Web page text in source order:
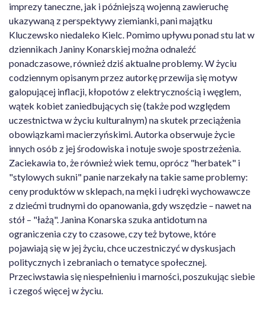
imprezy taneczne, jak i późniejszą wojenną zawieruchę
ukazywaną z perspektywy ziemianki, pani majątku
Kluczewsko niedaleko Kielc. Pomimo upływu ponad stu lat w
dziennikach Janiny Konarskiej można odnaleźć
ponadczasowe, również dziś aktualne problemy. W życiu
codziennym opisanym przez autorkę przewija się motyw
galopującej inflacji, kłopotów z elektrycznością i węglem,
wątek kobiet zaniedbujących się (także pod względem
uczestnictwa w życiu kulturalnym) na skutek przeciążenia
obowiązkami macierzyńskimi. Autorka obserwuje życie
innych osób z jej środowiska i notuje swoje spostrzeżenia.
Zaciekawia to, że również wiek temu, oprócz "herbatek" i
"stylowych sukni" panie narzekały na takie same problemy:
ceny produktów w sklepach, na męki i udręki wychowawcze
z dziećmi trudnymi do opanowania, gdy wszędzie – nawet na
stół – "łażą". Janina Konarska szuka antidotum na
ograniczenia czy to czasowe, czy też bytowe, które
pojawiają się w jej życiu, chce uczestniczyć w dyskusjach
politycznych i zebraniach o tematyce społecznej.
Przeciwstawia się niespełnieniu i marności, poszukując siebie
i czegoś więcej w życiu.